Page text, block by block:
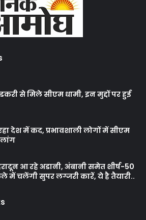
से मिले सीएम धामी, इन मुद्दों पर हुई
देश में कद, प्रभावशाली लोगों में सीएम
आ रहे अडानी, अंबानी समेत शीर्ष-50
में चलेंगी सुपर लग्जरी कारें, ये है तैयारी..